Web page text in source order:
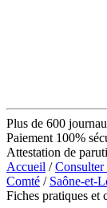
Plus de 600
Paiement 100%
Attestation de
Accueil /Consulter
Comté / Saône-et-
Fiches pratiques et